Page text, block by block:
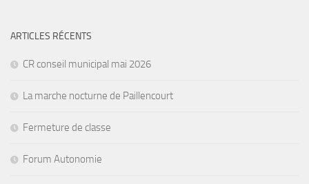
ARTICLES RÉCENTS
CR conseil municipal mai 2026
La marche nocturne de Paillencourt
Fermeture de classe
Forum Autonomie